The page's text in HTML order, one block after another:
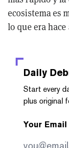
ecosistema es
lo que era
Daily
Start every
plus original
Your Email